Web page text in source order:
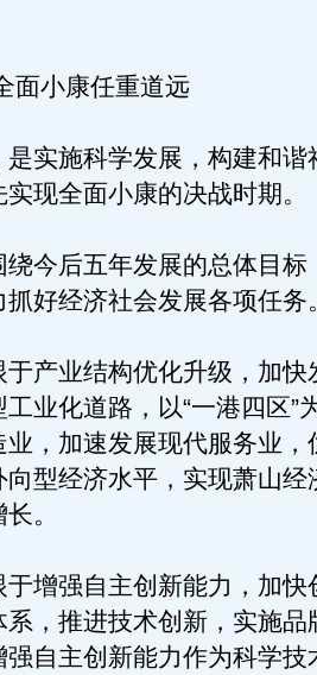
小康任重道远
施科学发展，构建和谐
现全面小康的决战时期。
后五年发展的总体目标
好经济社会发展各项任务
业结构优化升级，加快
业化道路，以“一港四区”
，加速发展现代服务业，
型经济水平，实现萧山经
。
强自主创新能力，加快
，推进技术创新，实施品
强自主创新能力作为科学技